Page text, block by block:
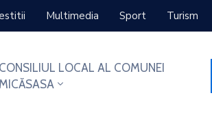
Multimedia Sport Turism
CONSILIUL LOCAL AL COMUNEI
MICĂSASA